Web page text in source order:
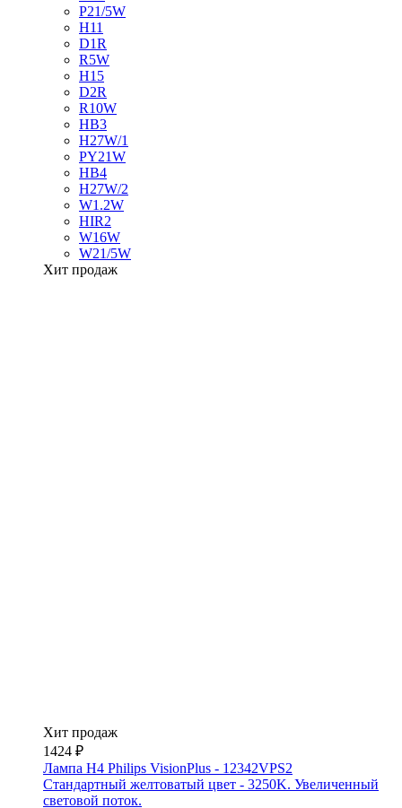
P21/5W
H11
D1R
R5W
H15
D2R
R10W
HB3
H27W/1
PY21W
HB4
H27W/2
W1.2W
HIR2
W16W
W21/5W
Хит продаж
Хит продаж
1424 ₽
Лампа H4 Philips VisionPlus - 12342VPS2
Стандартный желтоватый цвет - 3250K. Увеличенный
световой поток.